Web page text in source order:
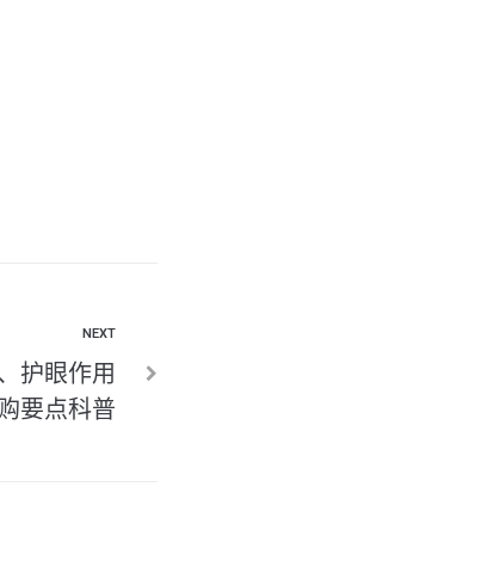
NEXT
护眼作用
要点科普